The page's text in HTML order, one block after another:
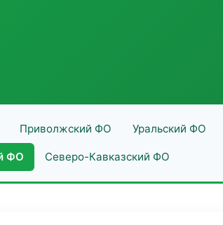
Приволжский ФО Уральский ФО
ФО Северо-Кавказский ФО